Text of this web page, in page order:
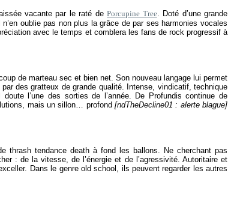
vacante par le raté dePorcupine Tree. Doté d’une grande
oublie pas non plus la grâce de par ses harmonies vocales
avec le temps et comblera les fans de rock progressif à
de marteau sec et bien net. Son nouveau langage lui permet
des gratteux de grande qualité. Intense, vindicatif, technique
l’une des sorties de l’année. De Profundis continue de
mais un sillon… profond [ndTheDecline01 : alerte blague]
thrash tendance death à fond les ballons. Ne cherchant pas
: de la vitesse, de l’énergie et de l’agressivité. Autoritaire et
Dans le genre old school, ils peuvent regarder les autres